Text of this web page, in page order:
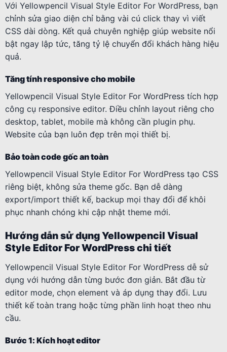
Với Yellowpencil Visual Style Editor For WordPress, bạn
chỉnh sửa giao diện chỉ bằng vài cú click thay vì viết
CSS dài dòng. Kết quả chuyên nghiệp giúp website nổi
bật ngay lập tức, tăng tỷ lệ chuyển đổi khách hàng hiệu
quả.
Tăng tính responsive cho mobile
Yellowpencil Visual Style Editor For WordPress tích hợp
công cụ responsive editor. Điều chỉnh layout riêng cho
desktop, tablet, mobile mà không cần plugin phụ.
Website của bạn luôn đẹp trên mọi thiết bị.
Bảo toàn code gốc an toàn
Yellowpencil Visual Style Editor For WordPress tạo CSS
riêng biệt, không sửa theme gốc. Bạn dễ dàng
export/import thiết kế, backup mọi thay đổi để khôi
phục nhanh chóng khi cập nhật theme mới.
Hướng dẫn sử dụng Yellowpencil Visual
Style Editor For WordPress chi tiết
Yellowpencil Visual Style Editor For WordPress dễ sử
dụng với hướng dẫn từng bước đơn giản. Bắt đầu từ
editor mode, chọn element và áp dụng thay đổi. Lưu
thiết kế toàn trang hoặc từng phần linh hoạt theo nhu
cầu.
Bước 1: Kích hoạt editor